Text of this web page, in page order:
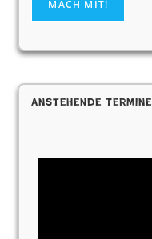
Anstehende Termine